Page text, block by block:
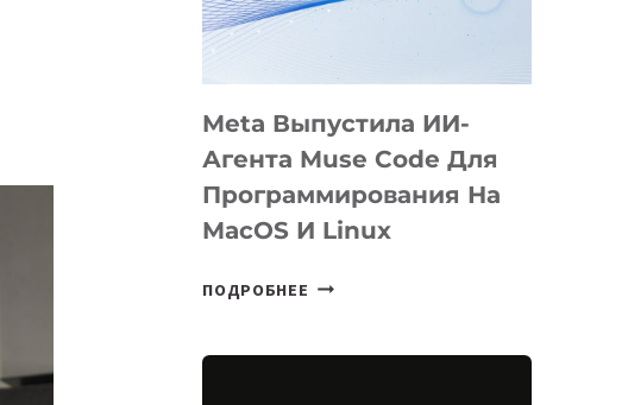
Meta Выпустила ИИ-
Агента Muse Code Для
Программирования На
MacOS И Linux
ПОДРОБНЕЕ META